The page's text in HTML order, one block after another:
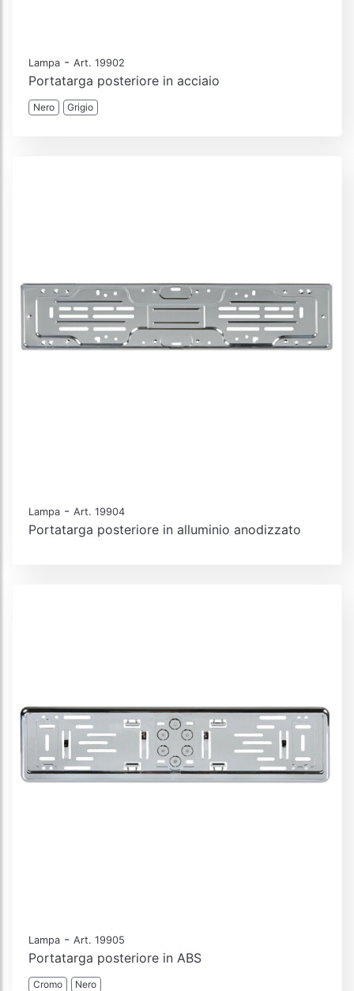
Lampa - Art. 19902
Portatarga posteriore in acciaio
Nero Grigio
Lampa - Art. 19904
Portatarga posteriore in alluminio anodizzato
Lampa - Art. 19905
Portatarga posteriore in ABS
Cromo Nero